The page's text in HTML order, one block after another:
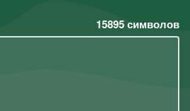
15895символов